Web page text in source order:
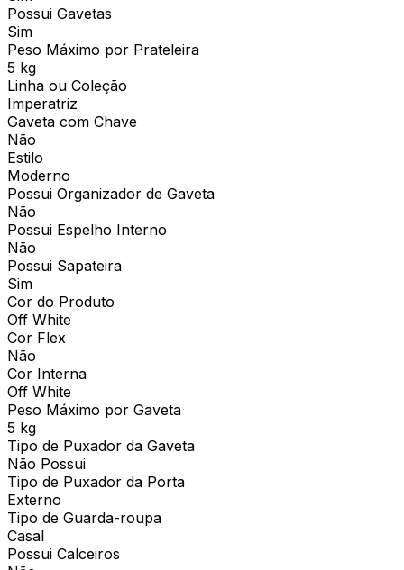
Possui Gavetas
Sim
Peso Máximo por Prateleira
5 kg
Linha ou Coleção
Imperatriz
Gaveta com Chave
Não
Estilo
Moderno
Possui Organizador de Gaveta
Não
Possui Espelho Interno
Não
Possui Sapateira
Sim
Cor do Produto
Off White
Cor Flex
Não
Cor Interna
Off White
Peso Máximo por Gaveta
5 kg
Tipo de Puxador da Gaveta
Não Possui
Tipo de Puxador da Porta
Externo
Tipo de Guarda-roupa
Casal
Possui Calceiros